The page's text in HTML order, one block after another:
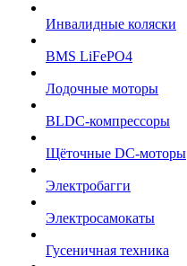
Инвалидные коляски
BMS LiFePO4
Лодочные моторы
BLDC-компрессоры
Щёточные DC-моторы
Электробагги
Электросамокаты
Гусеничная техника